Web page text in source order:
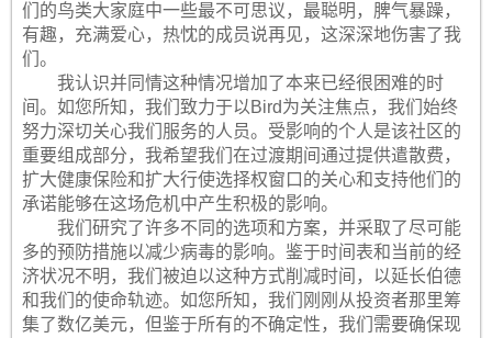
们的鸟类大家庭中一些最不可思议，最聪明，脾气暴躁，
有趣，充满爱心，热忱的成员说再见，这深深地伤害了我
们。
我认识并同情这种情况增加了本来已经很困难的时
间。如您所知，我们致力于以Bird为关注焦点，我们始终
努力深切关心我们服务的人员。受影响的个人是该社区的
重要组成部分，我希望我们在过渡期间通过提供遣散费，
扩大健康保险和扩大行使选择权窗口的关心和支持他们的
承诺能够在这场危机中产生积极的影响。
我们研究了许多不同的选项和方案，并采取了尽可能
多的预防措施以减少病毒的影响。鉴于时间表和当前的经
济状况不明，我们被迫以这种方式削减时间，以延长伯德
和我们的使命轨迹。如您所知，我们刚刚从投资者那里筹
集了数亿美元，但鉴于所有的不确定性，我们需要确保现